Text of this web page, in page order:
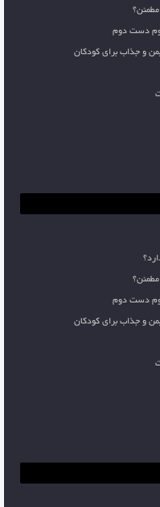
دست دوم
و جذاب برای کودکان
دست دوم
و جذاب برای کودکان